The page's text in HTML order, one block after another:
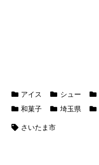
アイス シュー
和菓子
埼玉県
さいたま市